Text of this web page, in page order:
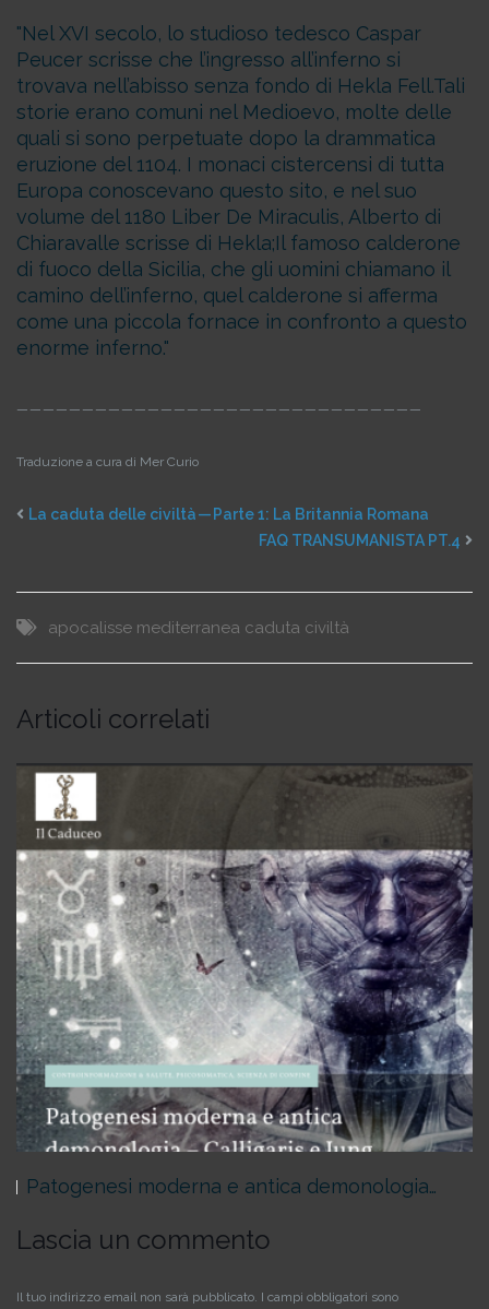
Nel XVI secolo, lo studioso tedesco Caspar
Peucer scrisse che l’ingresso all’inferno si
trovava nell’abisso senza fondo di Hekla Fell.Tali
storie erano comuni nel Medioevo, molte delle
quali si sono perpetuate dopo la drammatica
eruzione del 1104. I monaci cistercensi di tutta
Europa conoscevano questo sito, e nel suo
volume del 1180 Liber De Miraculis, Alberto di
Chiaravalle scrisse di Hekla;Il famoso calderone
di fuoco della Sicilia, che gli uomini chiamano il
camino dell’inferno, quel calderone si afferma
come una piccola fornace in confronto a questo
enorme inferno.
— — — — — — — — — — — — — — — — — — — — — — — — — — — — — — —
Traduzione a cura di Mer Curio
La caduta delle civiltà — Parte 1: La Britannia Romana
FAQ TRANSUMANISTA PT.4
apocalisse mediterranea caduta civiltà
Articoli correlati
Patogenesi moderna e antica demonologia…
Lascia un commento
Il tuo indirizzo email non sarà pubblicato. I campi obbligatori sono